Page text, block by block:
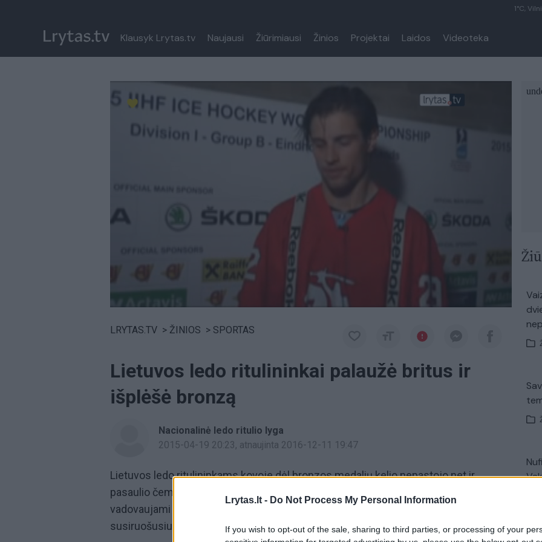
Lrytas.lt - Do Not Process My Personal Information
If you wish to opt-out of the sale, sharing to third parties, or processing of your
1°C,
Klausyk Lrytas.tv Naujausi Žiūrimiausi Žinios Projektai Laidos Videoteka
Paremkite Ukrainą
LRYTAS.TV > ŽINIOS > SPORTAS
Lietuvos ledo ritulininkai palaužė britus ir
išplėšė bronzą
Nacionalinė ledo ritulio lyga
2015-04-19 20:23, atnaujinta 2016-12-11 19:47
Lietuvos ledo ritulininkams kovoje dėl bronzos medalių kelio nepastojo net ir
pasaulio čempionato I diviziono B grupės lyderiai. Vokiečio Berndo Haakės
vadovaujami lietuviai 3:2 (0:1, 2:0, 1:1) palaužė į antrąjį pasaulio divizioną
susiruošusius britus ir išplėšė bronzos medalius.
K.